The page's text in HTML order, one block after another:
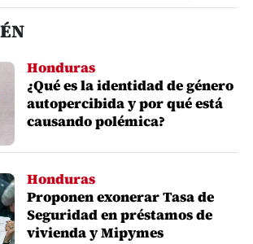
Honduras
¿Qué es la identidad de género
autopercibida y por qué está
causando polémica?
Honduras
Proponen exonerar Tasa de
Seguridad en préstamos de
vivienda y Mipymes